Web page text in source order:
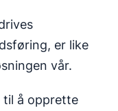
er like
vår.
til å opprette